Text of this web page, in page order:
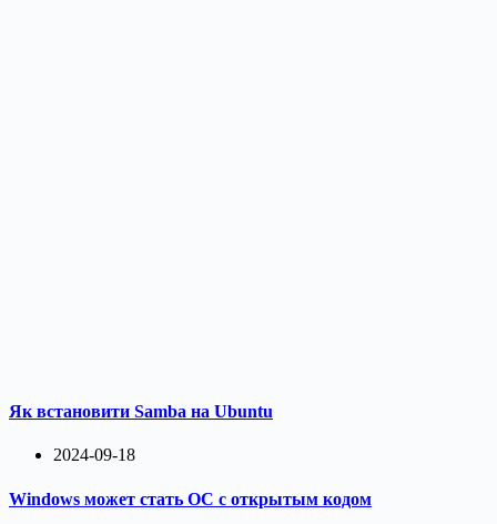
Як встановити Samba на Ubuntu
2024-09-18
Windows может стать ОС с открытым кодом